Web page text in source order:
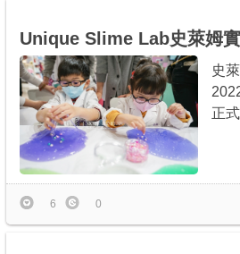
Unique Slime Lab史萊姆
史
正
6 0